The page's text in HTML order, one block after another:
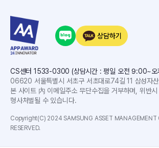
상담하기
CS센터 1533-0300 (상담시간 : 평일 오전 9:00~
06620 서울특별시 서초구 서초대로74길 11 삼성자
본 사이트 內 이메일주소 무단수집을 거부하며, 위반
형사처벌될 수 있습니다.
Copyright(C) 2024 SAMSUNG ASSET MANAGEMENT
RESERVED.